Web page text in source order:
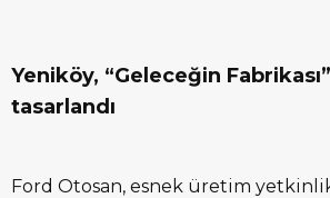
Yeniköy, “Geleceğin
tasarlandı
Ford Otosan, esnek üretim